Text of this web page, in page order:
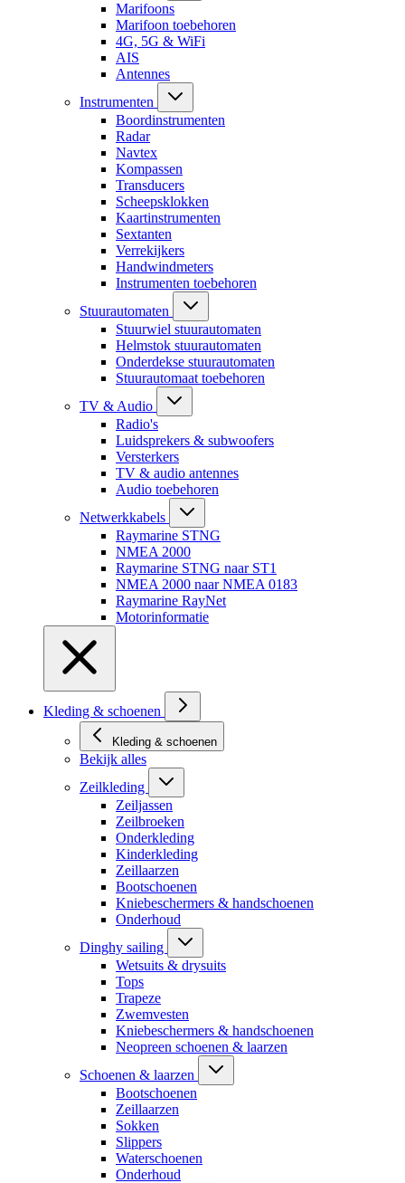
Marifoons
Marifoon toebehoren
4G, 5G & WiFi
AIS
Antennes
Instrumenten
Boordinstrumenten
Radar
Navtex
Kompassen
Transducers
Scheepsklokken
Kaartinstrumenten
Sextanten
Verrekijkers
Handwindmeters
Instrumenten toebehoren
Stuurautomaten
Stuurwiel stuurautomaten
Helmstok stuurautomaten
Onderdekse stuurautomaten
Stuurautomaat toebehoren
TV & Audio
Radio's
Luidsprekers & subwoofers
Versterkers
TV & audio antennes
Audio toebehoren
Netwerkkabels
Raymarine STNG
NMEA 2000
Raymarine STNG naar ST1
NMEA 2000 naar NMEA 0183
Raymarine RayNet
Motorinformatie
Kleding & schoenen
Kleding & schoenen
Bekijk alles
Zeilkleding
Zeiljassen
Zeilbroeken
Onderkleding
Kinderkleding
Zeillaarzen
Bootschoenen
Kniebeschermers & handschoenen
Onderhoud
Dinghy sailing
Wetsuits & drysuits
Tops
Trapeze
Zwemvesten
Kniebeschermers & handschoenen
Neopreen schoenen & laarzen
Schoenen & laarzen
Bootschoenen
Zeillaarzen
Sokken
Slippers
Waterschoenen
Onderhoud